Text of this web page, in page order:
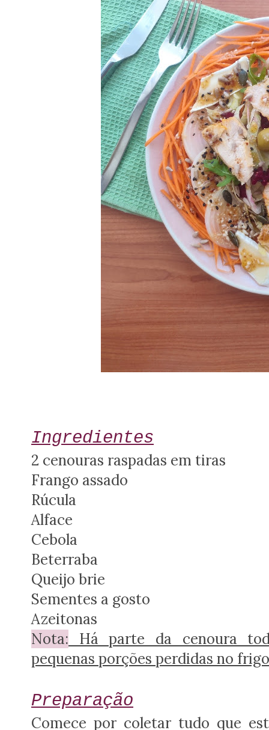
Ingredientes
2 cenouras raspadas em tiras
Frango assado
Rúcula
Alface
Cebola
Beterraba
Queijo brie
Sementes a gosto
Azeitonas
Nota: Há parte da cenoura
pequenas porções perdidas no
Preparação
Comece por coletar tudo que